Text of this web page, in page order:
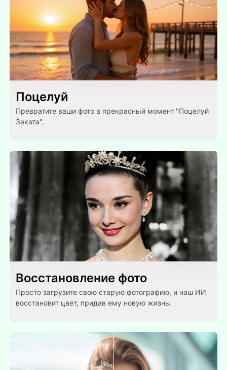
Поцелуй
Превратите ваши фото в прекрасный момент "Поцелуй
Заката".
Восстановление фото
Просто загрузите свою старую фотографию, и наш ИИ
восстановит цвет, придав ему новую жизнь.